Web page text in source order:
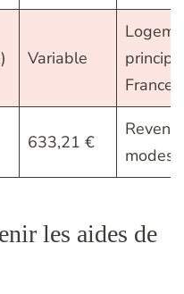
Variable
France
633,21 €
les aides de